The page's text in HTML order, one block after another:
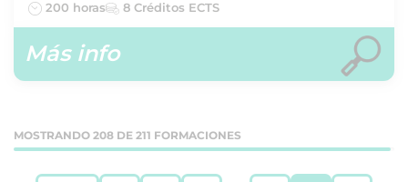
200 horas 8 Créditos ECTS
Más info
MOSTRANDO 208 DE 211 FORMACIONES